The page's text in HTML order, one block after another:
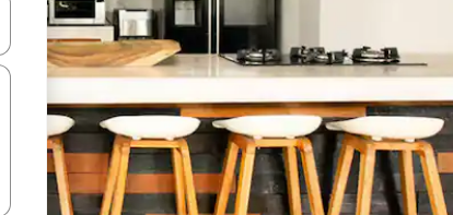
och nedåtpilarna eller utforska genom att trycka eller svepa.